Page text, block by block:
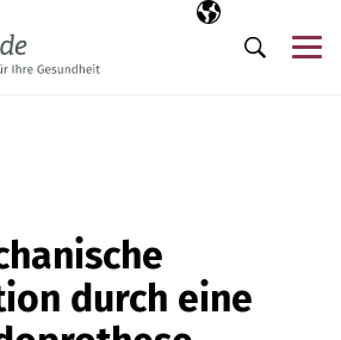
Ausgewählte
DE
Suche
durch eine